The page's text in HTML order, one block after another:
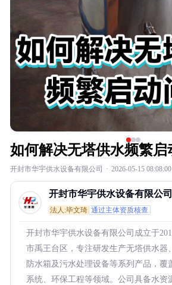
如何解决无塔供水频繁启
开封市华宇供水设备有限公司 · 2026-05-15 08:08:00
开封市华宇供水设备有限公司
法人:毕文琦 通过主体资质核查
开封市华宇供水设备有限公司成立于
市禹王台区，专注研发生产无塔供水器
防水箱及污水处理设备等系列产品，覆
系统、环保工程等领域。公司具备水资